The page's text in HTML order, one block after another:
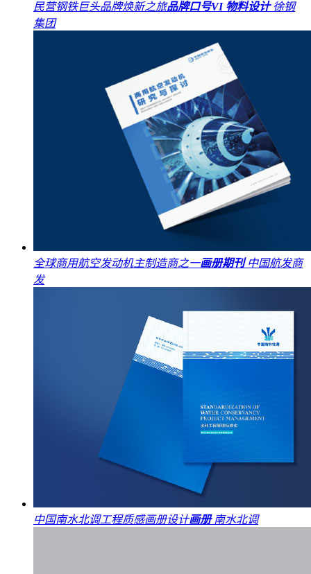
民营钢铁巨头品牌焕新之旅品牌口号VI物料设计 徐钢
集团
全球商用航空发动机主制造商之一画册期刊 中国航发商
发
中国南水北调工程质感画册设计画册 南水北调